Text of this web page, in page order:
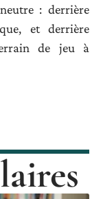
: derrière
et derrière
de jeu à